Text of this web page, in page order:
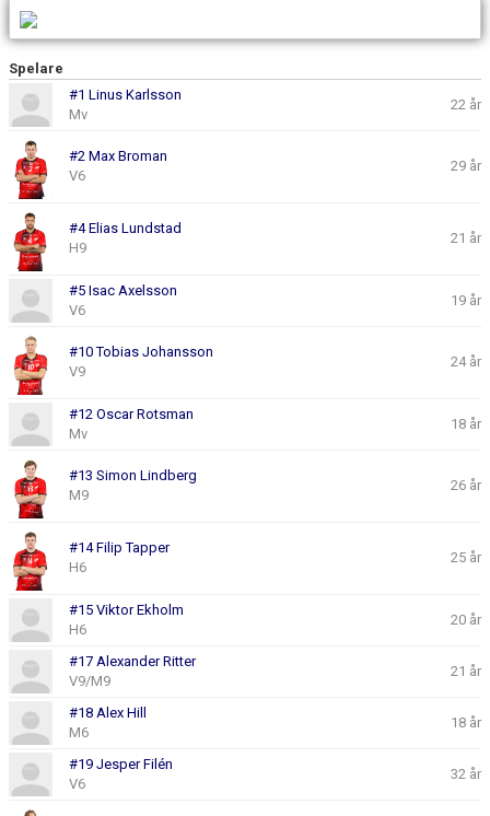
PERSONLIGA PARTNERS
BILDGALLERI
DOKUMENT
KONTAKT
Spelare
#1 Linus Karlsson
Mv
22 år
#2 Max Broman
V6
29 år
#4 Elias Lundstad
H9
21 år
#5 Isac Axelsson
V6
19 år
#10 Tobias Johansson
V9
24 år
#12 Oscar Rotsman
Mv
18 år
#13 Simon Lindberg
M9
26 år
#14 Filip Tapper
H6
25 år
#15 Viktor Ekholm
H6
20 år
#17 Alexander Ritter
V9/M9
21 år
#18 Alex Hill
M6
18 år
#19 Jesper Filén
V6
32 år